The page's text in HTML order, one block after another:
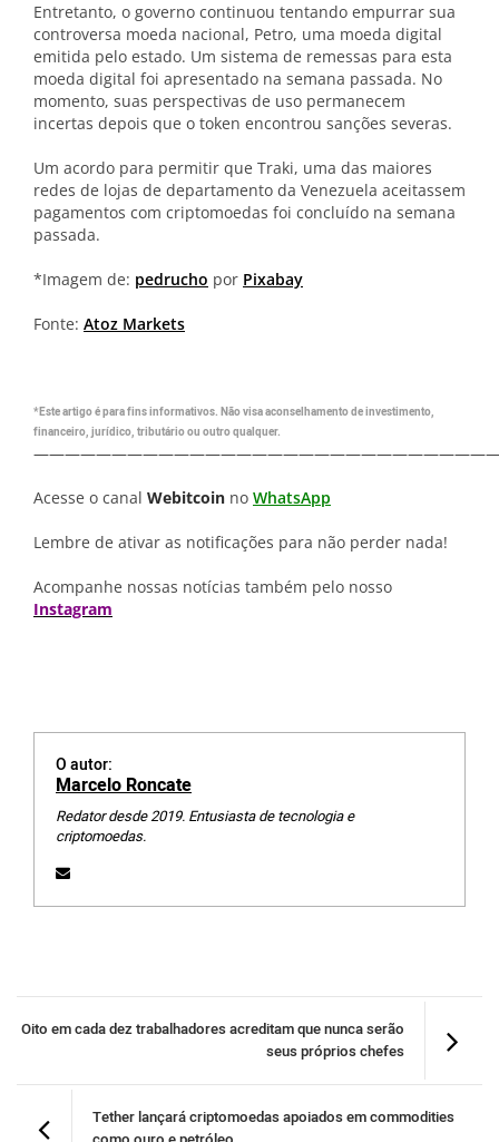
Entretanto, o governo continuou tentando empurrar sua
controversa moeda nacional, Petro, uma moeda digital
emitida pelo estado. Um sistema de remessas para esta
moeda digital foi apresentado na semana passada. No
momento, suas perspectivas de uso permanecem
incertas depois que o token encontrou sanções severas.
Um acordo para permitir que Traki, uma das maiores
redes de lojas de departamento da Venezuela aceitassem
pagamentos com criptomoedas foi concluído na semana
passada.
*Imagem de: pedrucho por Pixabay
Fonte: Atoz Markets
*Este artigo é para fins informativos. Não visa aconselhamento de investimento,
financeiro, jurídico, tributário ou outro qualquer.
Acesse o canal Webitcoin no WhatsApp
Lembre de ativar as notificações para não perder nada!
Acompanhe nossas notícias também pelo nosso
Instagram
O autor:
Marcelo Roncate
Redator desde 2019. Entusiasta de tecnologia e
criptomoedas.
Oito em cada dez trabalhadores acreditam que nunca serão
seus próprios chefes
Tether lançará criptomoedas apoiados em commodities